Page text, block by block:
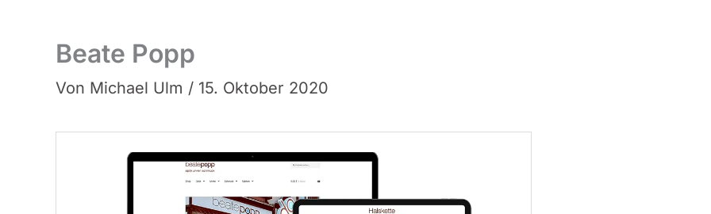
Beate Popp
Von Michael Ulm / 15. Oktober 2020